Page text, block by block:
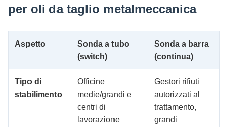
per oli da taglio metalmeccanica
Aspetto
Sonda a tubo
(switch)
Sonda a barra
(continua)
Tipo di
stabilimento
Officine
medie/grandi e
centri di
lavorazione
Gestori rifiuti
autorizzati al
trattamento,
grandi